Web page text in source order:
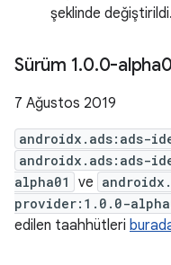
şeklinde değiştirildi.
Sürüm 1.0.0-
7 Ağustos 2019
androidx.ads:ads-
androidx.ads:ads-
alpha01
ve
provider:1.0.0-
edilen taahhütleri